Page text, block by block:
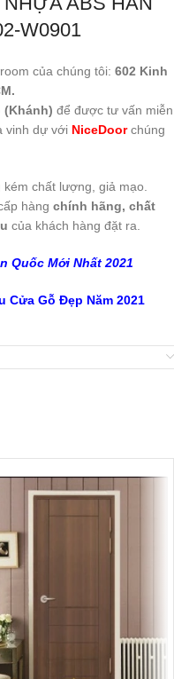
W0901
của chúng tôi: 602 Kinh
(Khánh) để được tư vấn miễn
vinh dự với NiceDoorchúng
chất lượng, giả mạo.
hàng chính hãng, chất
của khách hàng đặt ra.
Quốc Mới Nhất 2021
Cửa Gỗ Đẹp Năm 2021